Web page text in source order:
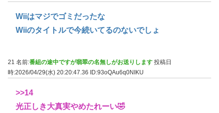
Wiiはマジでゴミだったな
Wiiのタイトルで今続いてるのないでしょ
21 名前:番組の途中ですが翡翠の名無しがお送りします 投稿日
時:2026/04/29(水) 20:20:47.36
ID:93oQAu6q0NIKU
>>14
光正しき大真実やめたれーい🤣